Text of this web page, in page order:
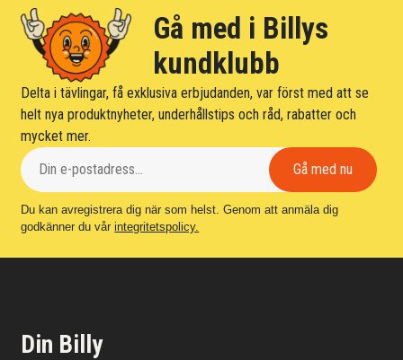
Gå med i Billys
kundklubb
Delta i tävlingar, få exklusiva erbjudanden, var först med att se
helt nya produktnyheter, underhållstips och råd, rabatter och
mycket mer.
Du kan avregistrera dig när som helst. Genom att anmäla dig
godkänner du vårintegritetspolicy.
Din Billy